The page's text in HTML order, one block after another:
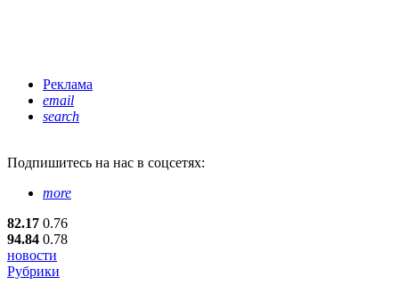
Реклама
email
search
Подпишитесь на нас в соцсетях:
more
82.17 0.76
94.84 0.78
новости
Рубрики